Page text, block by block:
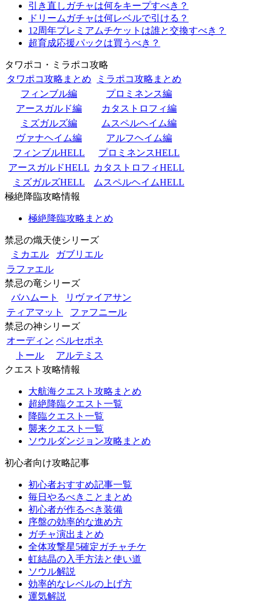
引き直しガチャは何をキープすべき？
ドリームガチャは何レベルで引ける？
12周年プレミアムチケットは誰と交換すべき？
超育成応援パックは買うべき？
タワポコ・ミラポコ攻略
タワポコ攻略まとめ
ミラポコ攻略まとめ
フィンブル編
プロミネンス編
アースガルド編
カタストロフィ編
ミズガルズ編
ムスペルヘイム編
ヴァナヘイム編
アルフヘイム編
フィンブルHELL
プロミネンスHELL
アースガルドHELL カタストロフィHELL
ミズガルズHELL
ムスペルヘイムHELL
極絶降臨攻略情報
極絶降臨攻略まとめ
禁忌の熾天使シリーズ
ミカエル
ガブリエル
ラファエル
禁忌の竜シリーズ
バハムート
リヴァイアサン
ティアマット
ファフニール
禁忌の神シリーズ
オーディン ペルセポネ
トール
アルテミス
クエスト攻略情報
大航海クエスト攻略まとめ
超絶降臨クエスト一覧
降臨クエスト一覧
襲来クエスト一覧
ソウルダンジョン攻略まとめ
初心者向け攻略記事
初心者おすすめ記事一覧
毎日やるべきことまとめ
初心者が作るべき装備
序盤の効率的な進め方
ガチャ演出まとめ
全体攻撃星5確定ガチャチケ
虹結晶の入手方法と使い道
ソウル解説
効率的なレベルの上げ方
運気解説